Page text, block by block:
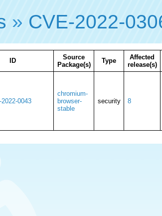
» CVE-2022-
ID
Source
Package(s)
Type
Affected
release(s)
0043
chromium-
browser-
stable
security 8